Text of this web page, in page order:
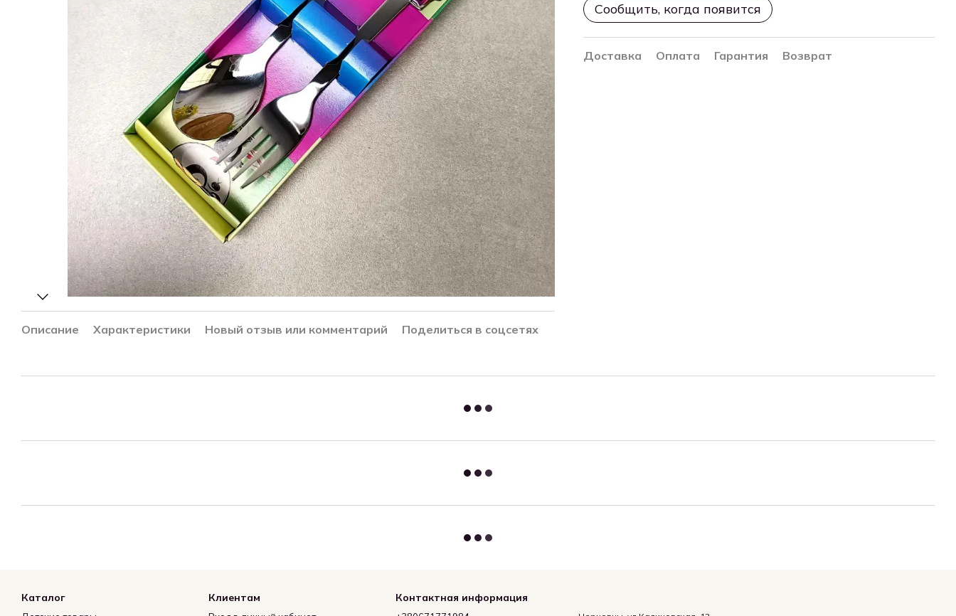
Описание Характеристики Новый отзыв или комментарий Поделиться в соцсетях
Сообщить, когда появится
Доставка Оплата Гарантия Возврат
Каталог Клиентам Контактная информация